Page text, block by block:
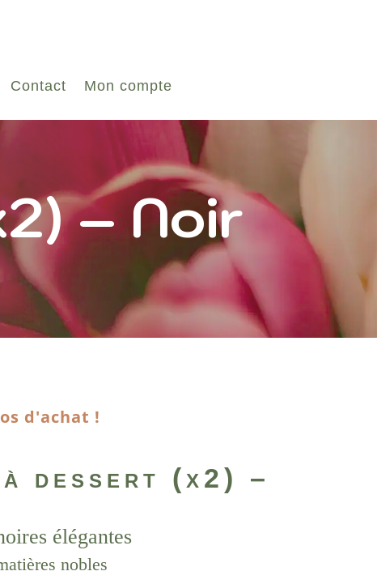
Contact Mon compte
– Noir
d'achat !
dessert (x2) –
élégantes
nobles